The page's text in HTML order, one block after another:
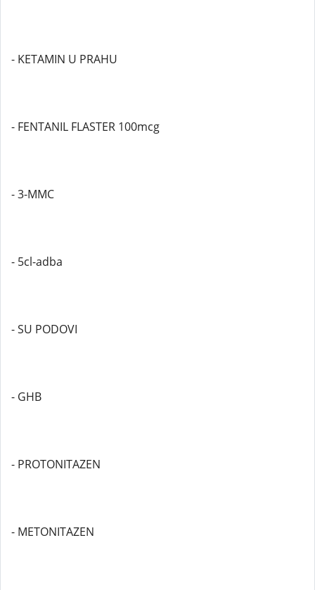
- KETAMIN U PRAHU
- FENTANIL FLASTER 100mcg
- 3-MMC
- 5cl-adba
- SU PODOVI
- GHB
- PROTONITAZEN
- METONITAZEN